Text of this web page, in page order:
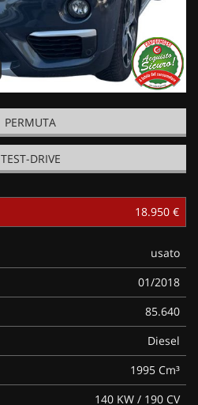
PERMUTA
TEST-DRIVE
18.950 €
usato
01/2018
85.640
Diesel
1995 Cm³
140 KW / 190 CV